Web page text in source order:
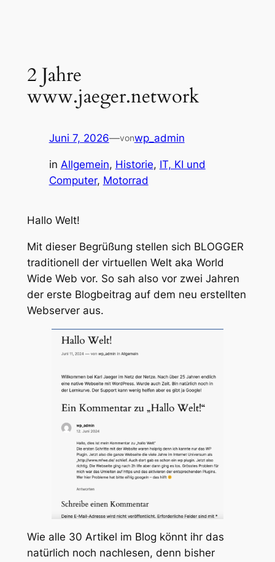
2 Jahre
www.jaeger.network
Juni 7, 2026—vonwp_admin
in Allgemein, Historie, IT, KI und
Computer, Motorrad
Hallo Welt!
Mit dieser Begrüßung stellen sich BLOGGER
traditionell der virtuellen Welt aka World
Wide Web vor. So sah also vor zwei Jahren
der erste Blogbeitrag auf dem neu erstellten
Webserver aus.
Wie alle 30 Artikel im Blog könnt ihr das
natürlich noch nachlesen, denn bisher